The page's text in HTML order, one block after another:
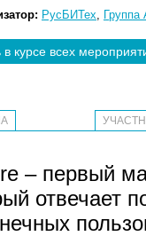
РусБИТех, Группа
в курсе всех
– первый
отвечает